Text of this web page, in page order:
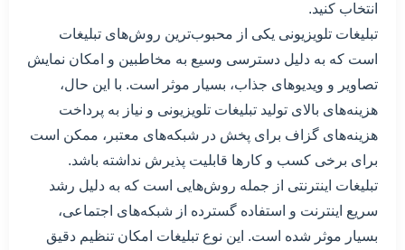
انتخاب کنید.
تبلیغات تلویزیونی یکی از محبوب‌ترین روش‌های تبلیغات
است که به دلیل دسترسی وسیع به مخاطبین و امکان نمایش
تصاویر و ویدیوهای جذاب، بسیار موثر است. با این حال،
هزینه‌های بالای تولید تبلیغات تلویزیونی و نیاز به پرداخت
هزینه‌های گزاف برای پخش در شبکه‌های معتبر، ممکن است
برای برخی کسب و کارها قابلیت پذیرش نداشته باشد.
تبلیغات اینترنتی از جمله روش‌هایی است که به دلیل رشد
سریع اینترنت و استفاده گسترده از شبکه‌های اجتماعی،
بسیار موثر شده است. این نوع تبلیغات امکان تنظیم دقیق